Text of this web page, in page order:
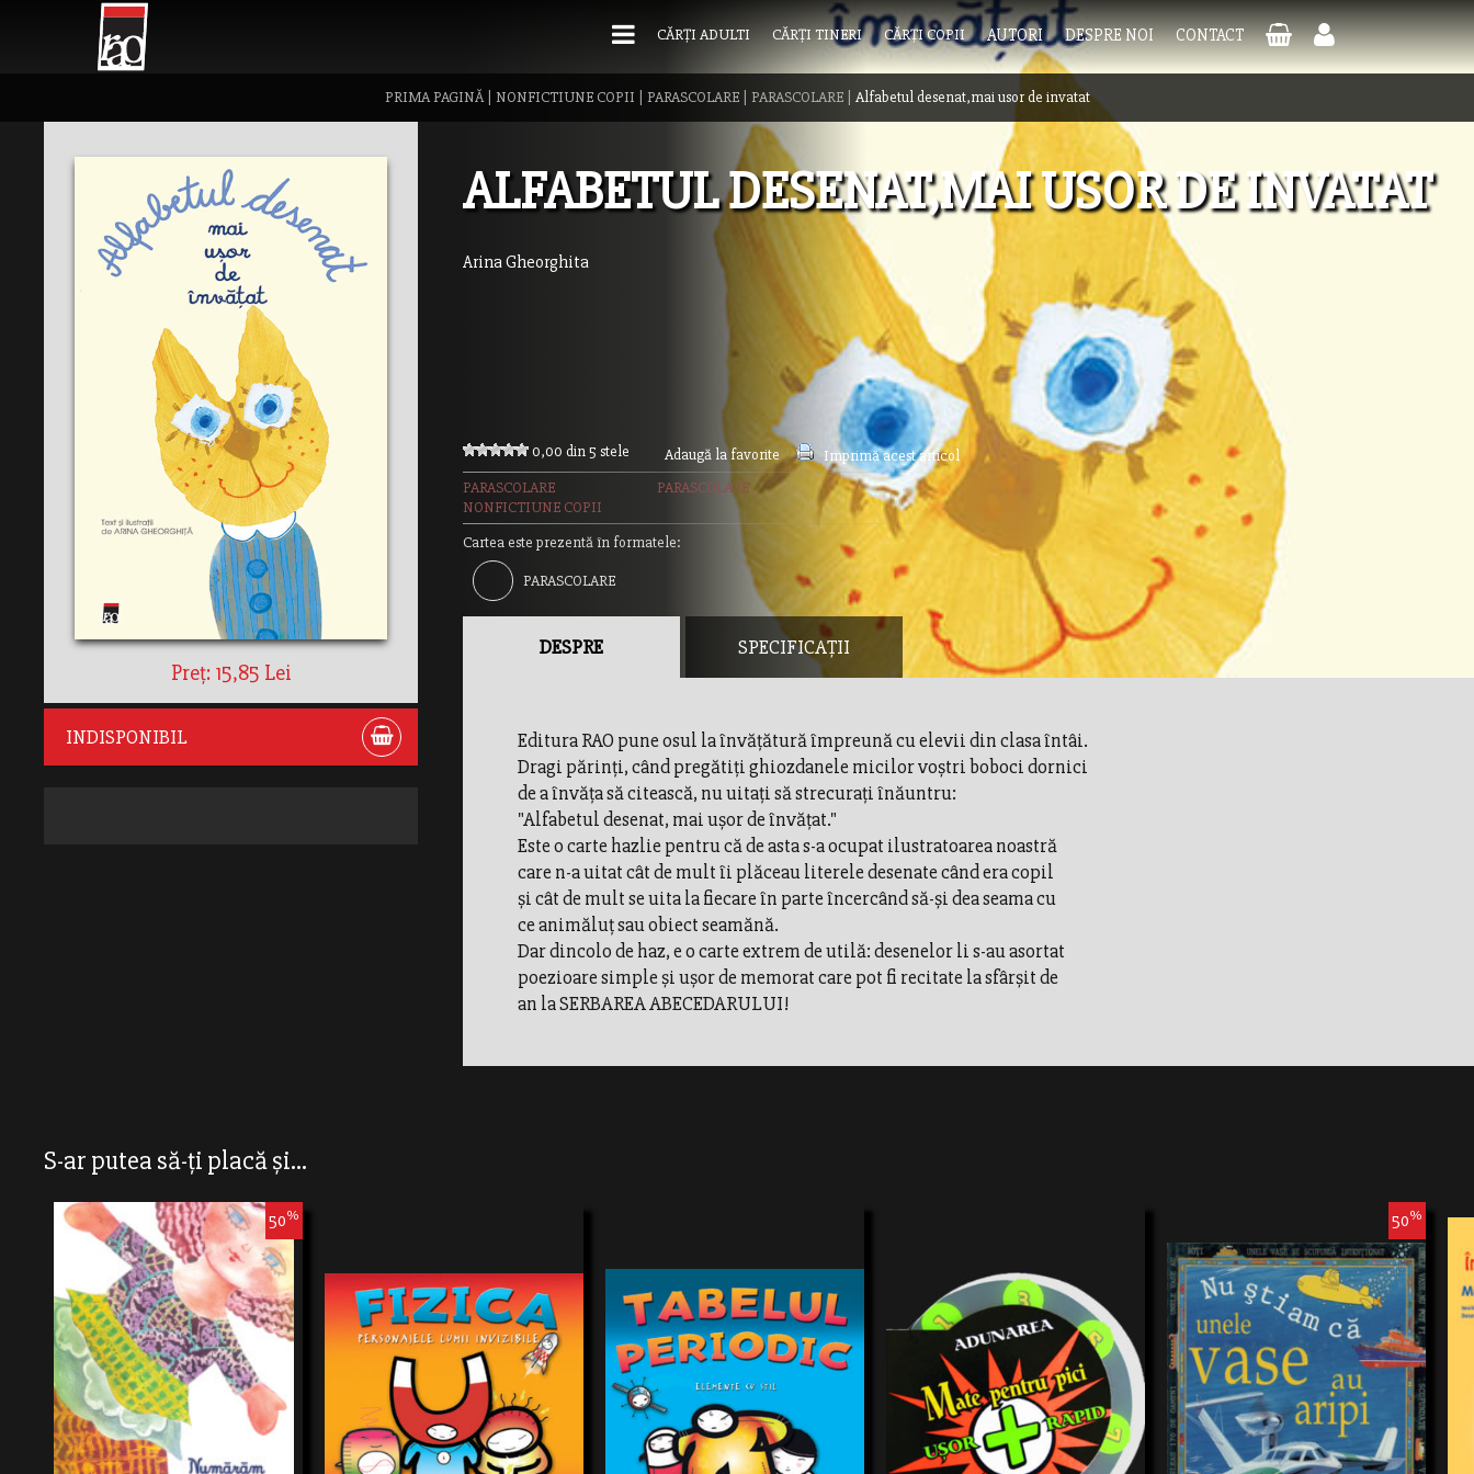
CĂRȚI ADULTI CĂRȚI TINERI CĂRȚI COPII AUTORI DESPRE NOI CONTACT
PRIMA PAGINĂ| NONFICTIUNE COPII PARASCOLARE| PARASCOLARE| Alfabetul desenat,mai usor de invatat
Preț: 15,85 Lei
INDISPONIBIL
ALFABETUL DESENAT,MAI USOR DE INVATAT
Arina Gheorghita
0,00 din 5 stele Adaugă la favorite
Imprimă acest articol
PARASCOLARE
PARASCOLARE
NONFICTIUNE COPII
Cartea este prezentă în formatele:
PARASCOLARE
DESPRE SPECIFICAȚII
Editura RAO pune osul la învăţătură împreună cu elevii din clasa întâi.
Dragi părinţi, când pregătiţi ghiozdanele micilor voştri boboci dornici
de a învăţa să citească, nu uitaţi să strecuraţi înăuntru:
"Alfabetul desenat, mai uşor de învăţat."
Este o carte hazlie pentru că de asta s-a ocupat ilustratoarea noastră
care n-a uitat cât de mult îi plăceau literele desenate când era copil
şi cât de mult se uita la fiecare în parte încercând să-şi dea seama cu
ce animăluţ sau obiect seamănă.
Dar dincolo de haz, e o carte extrem de utilă: desenelor li s-au asortat
poezioare simple şi uşor de memorat care pot fi recitate la sfârşit de
an la SERBAREA ABECEDARULUI!
S-ar putea să-ți placă și...
Cartea asta este – cum ar spune bunicii – “o
dulceaţă de carte”.Are la bază un cântecel
50%
Poţi afla o mulţime de informaţii
senzaţionale despre rechini, şerpi,vase sau
50%